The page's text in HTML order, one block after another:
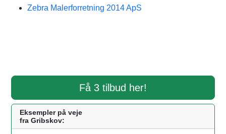
Zebra Malerforretning 2014 ApS
Få 3 tilbud her!
Eksempler på veje
fra Gribskov: